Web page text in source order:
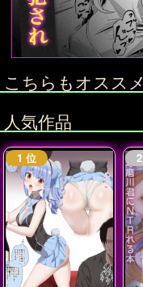
こちらもオススメ
人気作品